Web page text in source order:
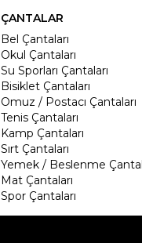
ÇANTALAR
Bel Çantaları
Okul Çantaları
Su Sporları Çantaları
Bisiklet Çantaları
Omuz / Postacı Çantaları
Tenis Çantaları
Kamp Çantaları
Sırt Çantaları
Yemek / Beslenme
Mat Çantaları
Spor Çantaları